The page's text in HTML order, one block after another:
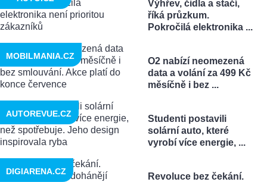
Výhřev, čidla a stačí,
říká průzkum.
Pokročilá elektronika ...
O2 nabízí neomezená
data a volání za 499 Kč
měsíčně i bez ...
MOBILMANIA.CZ
Studenti postavili
solární auto, které
vyrobí více energie, ...
AUTOREVUE.CZ
Revoluce bez čekání.
DIGIARENA.CZ